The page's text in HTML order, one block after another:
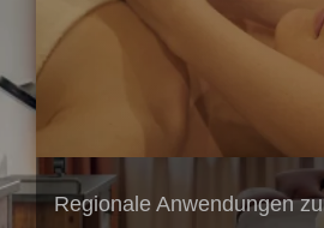
Regionale Anwendungen